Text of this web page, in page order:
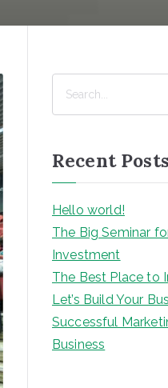
c
h
Recent Posts
Hello world!
The Big Seminar
Investment
The Best Place to
Let’s Build Your
Successful
Business